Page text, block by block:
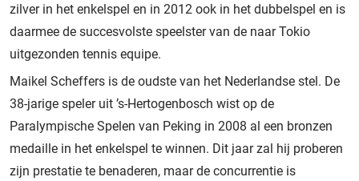
zilver in het enkelspel en in 2012 ook in het dubbelspel en is
daarmee de succesvolste speelster van de naar Tokio
uitgezonden tennis equipe.
Maikel Scheffers is de oudste van het Nederlandse stel. De
38-jarige speler uit ’s-Hertogenbosch wist op de
Paralympische Spelen van Peking in 2008 al een bronzen
medaille in het enkelspel te winnen. Dit jaar zal hij proberen
zijn prestatie te benaderen, maar de concurrentie is